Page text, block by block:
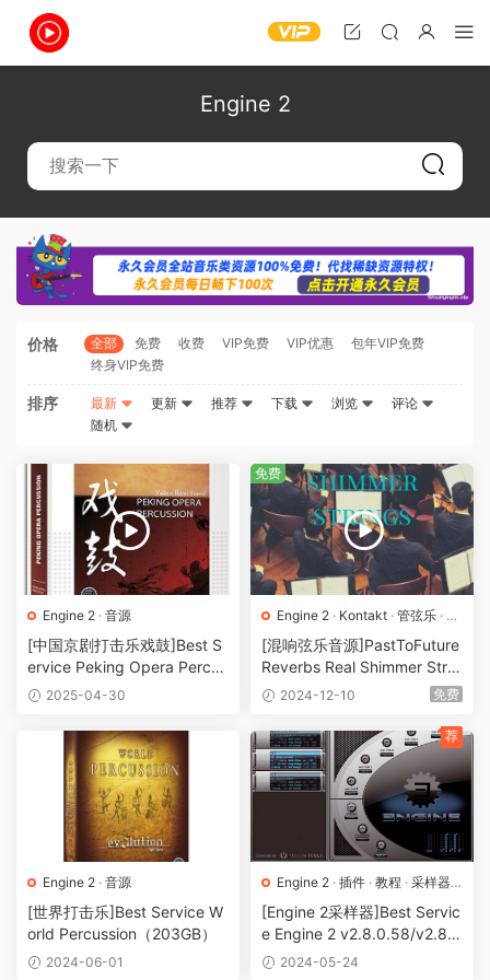
Engine 2
价格 全部 免费 收费 VIP免费 VIP优惠
包年VIP免费
终身VIP免费
排序 最新 更新 推荐 下载 浏览
评论
随机
Engine 2 · 音源
[中国京剧打击乐戏鼓]Best S
ervice Peking Opera Percus
sion [Engine 2]（2.96GB）
2025-04-30
Engine 2 · Kontakt · 管弦乐 · 音
源
[混响弦乐音源]PastToFuture
Reverbs Real Shimmer Strin
gs For Kontakt! [KONTAKT]
2024-12-10 免费
免费
Engine 2 · 音源
[世界打击乐]Best Service W
orld Percussion（203GB）
2024-06-01
Engine 2 · 插件 · 教程 · 采样器·
音源
[Engine 2采样器]Best Servic
e Engine 2 v2.8.0.58/v2.8.1.
60+安装教程 [WiN, MacOS
2024-05-24
荐